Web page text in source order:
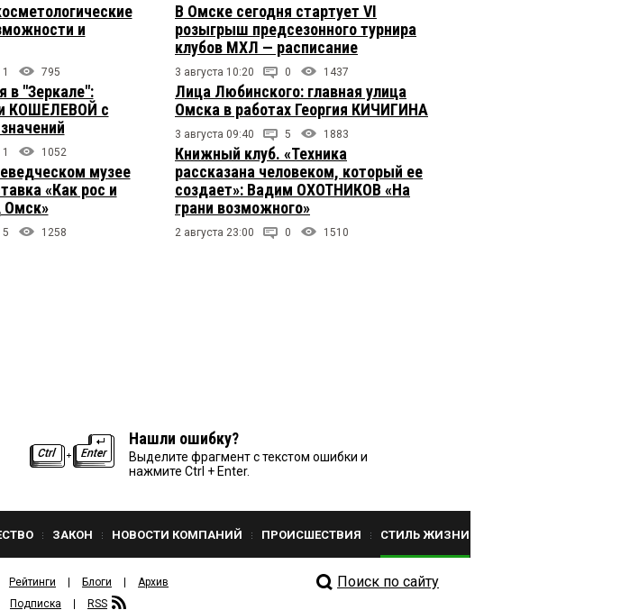
и
1 795
в "Зеркале":
КОШЕЛЕВОЙ с
1 1052
музее
«Как рос и
Омск»
5 1258
В Омске сегодня стартует VI
розыгрыш предсезонного турнира
клубов МХЛ — расписание
3 августа 10:20 0 1437
Лица Любинского: главная улица
Омска в работах Георгия КИЧИГИНА
3 августа 09:40 5 1883
Книжный клуб. «Техника
рассказана человеком, который ее
создает»: Вадим ОХОТНИКОВ «На
грани возможного»
2 августа 23:00 0 1510
Нашли ошибку?
Выделите фрагмент с текстом ошибки и
нажмите Ctrl + Enter.
ЗАКОН НОВОСТИ КОМПАНИЙ ПРОИСШЕСТВИЯ СТИЛЬ ЖИЗНИ
Рейтинги Блоги
Архив
Подписка RSS
Поиск по сайту